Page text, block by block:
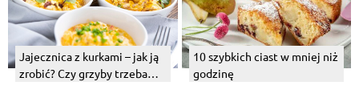
Jajecznica z kurkami – jak ją
zrobić? Czy grzyby trzeba
10 szybkich ciast w mniej niż
godzinę